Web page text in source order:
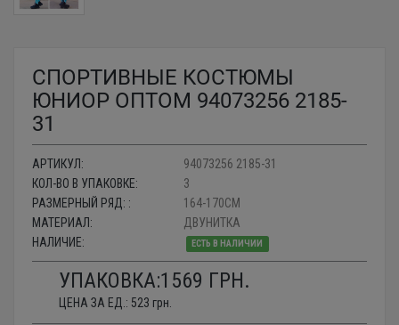
СПОРТИВНЫЕ КОСТЮМЫ
ЮНИОР ОПТОМ 94073256 2185-
31
АРТИКУЛ:
94073256 2185-31
КОЛ-ВО В УПАКОВКЕ:
3
РАЗМЕРНЫЙ РЯД: :
164-170СМ
МАТЕРИАЛ:
ДВУНИТКА
НАЛИЧИЕ:
ЕСТЬ В НАЛИЧИИ
УПАКОВКА:1569 ГРН.
ЦЕНА ЗА ЕД.: 523 грн.